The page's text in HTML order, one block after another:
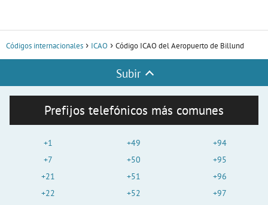
Códigos internacionales ICAO Código ICAO del Aeropuerto de Billund
Subir
Prefijos telefónicos más comunes
+1
+7
+21
+22
+49
+50
+51
+52
+94
+95
+96
+97